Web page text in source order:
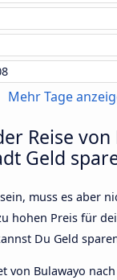
Mehr Tage
Reise
Geld
muss es aber
hohen Preis für
Du Geld
von Bulawayo